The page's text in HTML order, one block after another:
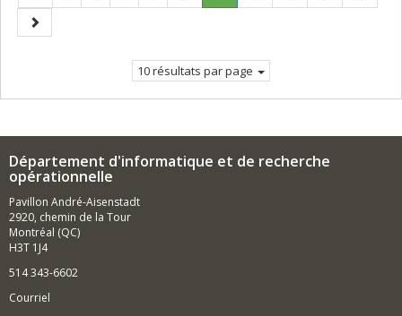
précédente
Page
Page
suivante
10 résultats par page
Département d'informatique et de recherche
opérationnelle
Pavillon André-Aisenstadt
2920, chemin de la Tour
Montréal (QC)
H3T 1J4
514 343-6602
Courriel